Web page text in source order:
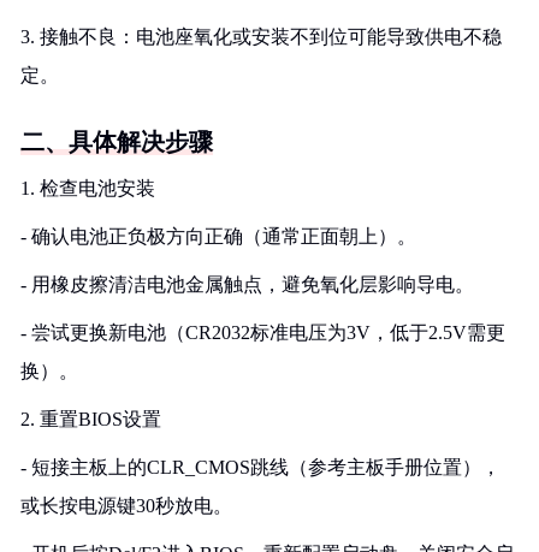
3. 接触不良：电池座氧化或安装不到位可能导致供电不稳
定。
二、具体解决步骤
1. 检查电池安装
- 确认电池正负极方向正确（通常正面朝上）。
- 用橡皮擦清洁电池金属触点，避免氧化层影响导电。
- 尝试更换新电池（CR2032标准电压为3V，低于2.5V需更
换）。
2. 重置BIOS设置
- 短接主板上的CLR_CMOS跳线（参考主板手册位置），
或长按电源键30秒放电。